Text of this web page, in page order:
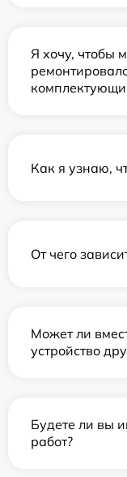
Я хочу, чтобы
Как я узнаю,
От чего
Может ли
устройство
Будете ли вы
работ?